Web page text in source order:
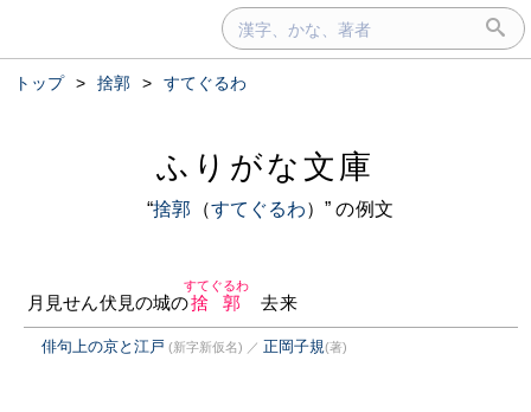
トップ > 捨郭 > すてぐるわ
ふりがな文庫
“捨郭 （すてぐるわ）” の例文
月見せん伏見の城の捨郭
すてぐるわ
去来
俳句上の京と江戸 (新字新仮名) ／ 正岡子規(著)